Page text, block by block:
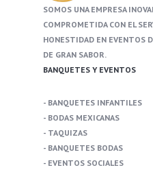
SOMOS UNA EMPRESA
COMPROMETIDA CON EL
HONESTIDAD EN EVENTOS
DE GRAN SABOR.
BANQUETES Y EVENTOS
- BANQUETES INFANTILES
- BODAS MEXICANAS
- TAQUIZAS
- BANQUETES BODAS
- EVENTOS SOCIALES